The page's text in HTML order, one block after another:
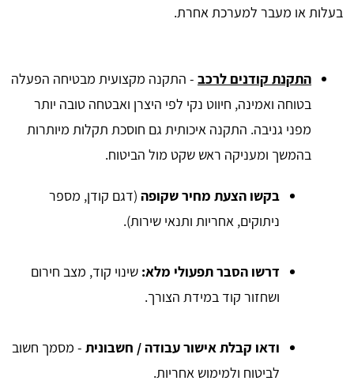
בעלות או מעבר למערכת אחרת.
התקנת קודנים לרכב - התקנה מקצועית מבטיחה הפעלה
בטוחה ואמינה, חיווט נקי לפי היצרן ואבטחה טובה יותר
מפני גניבה. התקנה איכותית גם חוסכת תקלות מיותרות
בהמשך ומעניקה ראש שקט מול הביטוח.
בקשו הצעת מחיר שקופה (דגם קודן, מספר
ניתוקים, אחריות ותנאי שירות).
דרשו הסבר תפעולי מלא: שינוי קוד, מצב חירום
ושחזור קוד במידת הצורך.
ודאו קבלת אישור עבודה / חשבונית - מסמך חשוב
לביטוח ולמימוש אחריות.